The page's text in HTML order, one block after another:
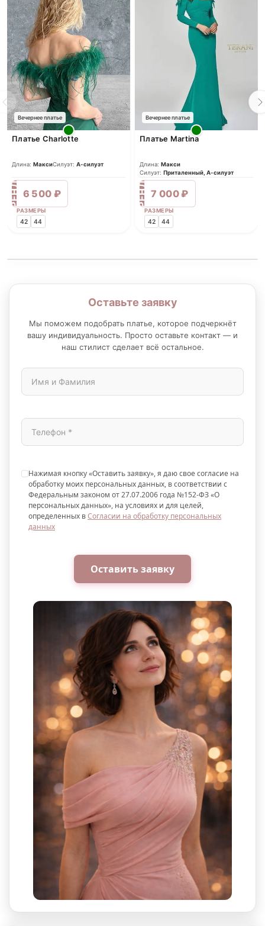
Вечернее платье
Платье Charlotte
Длина: МаксиСилуэт: А-силуэт
АРЕНДА 6 500 ₽
РАЗМЕРЫ
42 44
Вечернее платье
Платье Martina
Длина: Макси
Силуэт: Приталенный, А-силуэт
АРЕНДА 7 000 ₽
РАЗМЕРЫ
42 44
Оставьте заявку
Мы поможем подобрать платье, которое подчеркнёт
вашу индивидуальность. Просто оставьте контакт — и
наш стилист сделает всё остальное.
Нажимая кнопку «Оставить заявку», я даю свое согласие на
обработку моих персональных данных, в соответствии с
Федеральным законом от 27.07.2006 года №152-ФЗ «О
персональных данных», на условиях и для целей,
определенных вСогласии на обработку персональных
данных
Оставить заявку